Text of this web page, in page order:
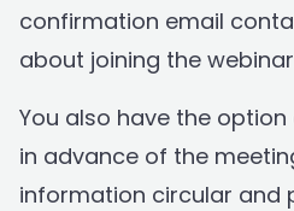
confirmation email
about joining the
You also have the
in advance of the
information circular and